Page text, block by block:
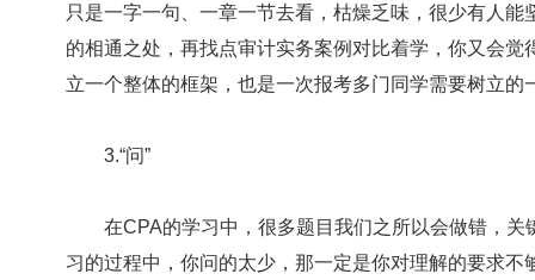
只是一字一句、一章一节去看，枯燥乏味，很少有人
的相通之处，再找点审计实务案例对比着学，你又会
立一个整体的框架，也是一次报考多门同学需要树立的
3.“问”
在CPA的学习中，很多题目我们之所以会做错，关
习的过程中，你问的太少，那一定是你对理解的要求不